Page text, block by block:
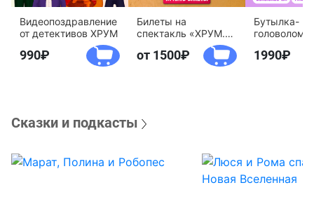
Видеопоздравление
от детективов ХРУМ
990
Билеты на
спектакль «ХРУМ.
Осторожно, Чудо-
Юдо!»
от 1500
Бутылка-
агентство
1990
Сказки и подкасты